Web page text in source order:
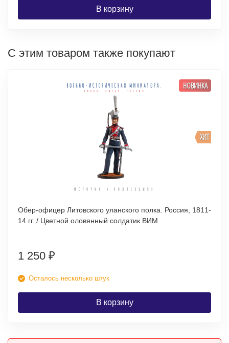
В корзину
С этим товаром также покупают
ХИТ
НОВИНКА
Обер-офицер Литовского уланского полка. Россия, 1811-
14 гг. / Цветной оловянный солдатик ВИМ
1 250 ₽
Осталось несколько штук
В корзину